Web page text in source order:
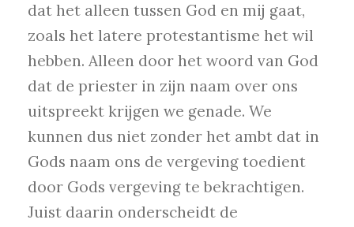
dat het alleen tussen God en mij gaat,
zoals het latere protestantisme het wil
hebben. Alleen door het woord van God
dat de priester in zijn naam over ons
uitspreekt krijgen we genade. We
kunnen dus niet zonder het ambt dat in
Gods naam ons de vergeving toedient
door Gods vergeving te bekrachtigen.
Juist daarin onderscheidt de